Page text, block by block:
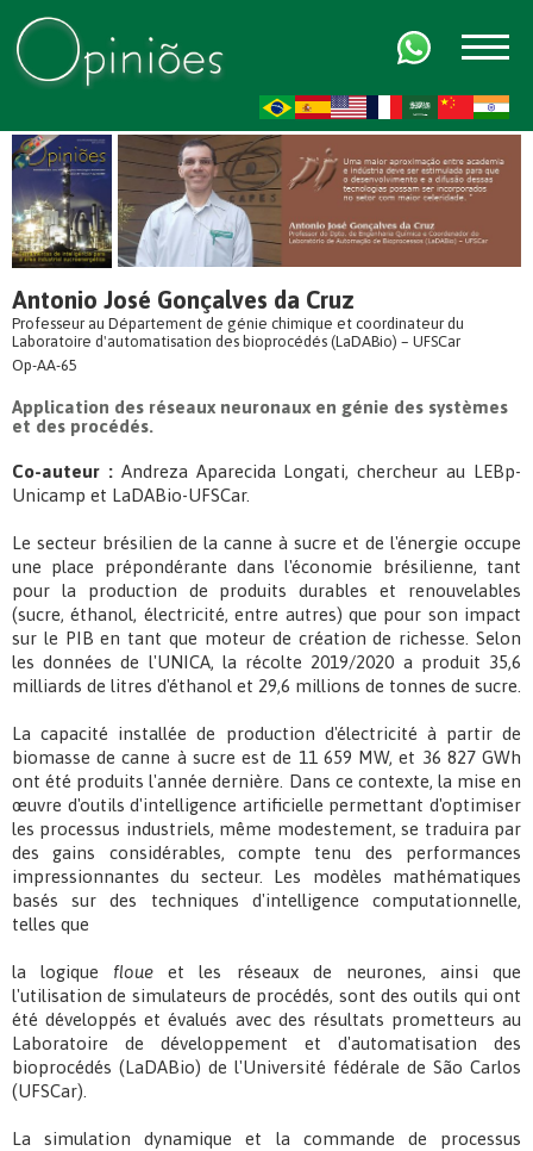
Antonio José Gonçalves da Cruz
Professeur au Département de génie chimique et coordinateur du
Laboratoire d'automatisation des bioprocédés (LaDABio) – UFSCar
Op-AA-65
Application des réseaux neuronaux en génie des systèmes
et des procédés.
Co-auteur :Andreza Aparecida Longati, chercheur au LEBp-
Unicamp et LaDABio-UFSCar.
Le secteur brésilien de la canne à sucre et de l'énergie occupe
une place prépondérante dans l'économie brésilienne, tant
pour la production de produits durables et renouvelables
(sucre, éthanol, électricité, entre autres) que pour son impact
sur le PIB en tant que moteur de création de richesse. Selon
les données de l'UNICA, la récolte 2019/2020 a produit 35,6
milliards de litres d'éthanol et 29,6 millions de tonnes de sucre.
La capacité installée de production d'électricité à partir de
biomasse de canne à sucre est de 11 659 MW, et 36 827 GWh
ont été produits l'année dernière. Dans ce contexte, la mise en
œuvre d'outils d'intelligence artificielle permettant d'optimiser
les processus industriels, même modestement, se traduira par
des gains considérables, compte tenu des performances
impressionnantes du secteur. Les modèles mathématiques
basés sur des techniques d'intelligence computationnelle,
telles que
la logique floue et les réseaux de neurones, ainsi que
l'utilisation de simulateurs de procédés, sont des outils qui ont
été développés et évalués avec des résultats prometteurs au
Laboratoire de développement et d'automatisation des
bioprocédés (LaDABio) de l'Université fédérale de São Carlos
(UFSCar).
La simulation dynamique et la commande de processus